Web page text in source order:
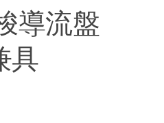
導流盤
具